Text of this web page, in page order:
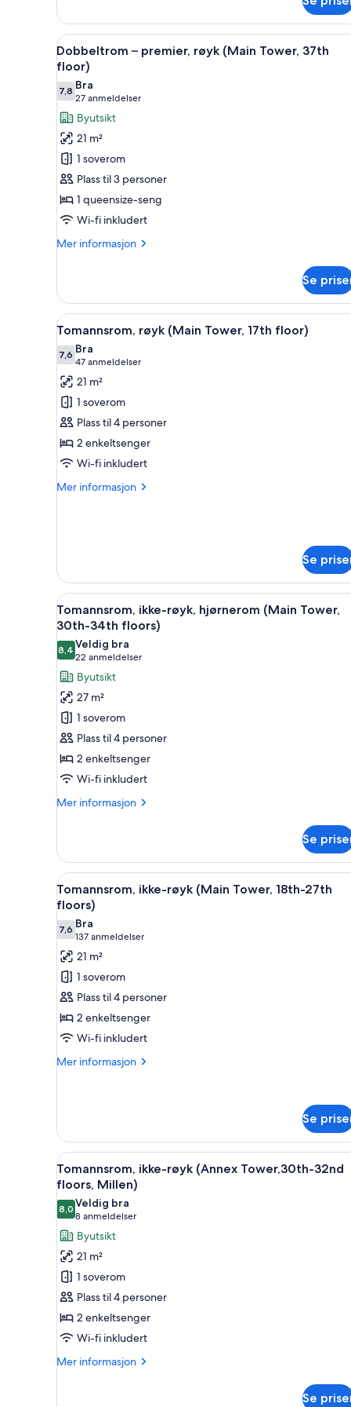
(Annex
Tower)
Åpne
alle
bildene
av
Dobbeltrom
–
premier,
røyk
(Main
Tower,
37th
floor)
Safe på rommet, skrivebord
15
Dobbeltrom – premier, røyk (Main Tower, 37th
floor)
7,87,8 av 10
Bra
27 anmeldelser
(27
anmeldelser)
Byutsikt
21 m²
1 soverom
Plass til 3 personer
1 queensize-seng
Wi-fi inkludert
Mer informasjon
Mer
–
premier,
røyk
(Main
Tower,
floor)
Se
Åpne
alle
bildene
av
Tomannsrom,
røyk
(Main
Tower,
17th
floor)
Safe på rommet, skrivebord
9
Tomannsrom, røyk (Main Tower, 17th floor)
7,67,6 av 10
Bra
47 anmeldelser
(47
anmeldelser)
21 m²
1 soverom
Plass til 4 personer
2 enkeltsenger
Wi-fi inkludert
Mer informasjon
Mer
Tower,
17th
floor)
Se
Åpne
alle
bildene
av
Tomannsrom,
ikke-
røyk,
hjørnerom
(Main
Tower,
30th-
34th
Safe på rommet, skrivebord
9
Tomannsrom, ikke-røyk, hjørnerom (Main Tower,
30th-34th floors)
8,48,4 av 10
Veldig bra
22 anmeldelser
(22
anmeldelser)
Byutsikt
27 m²
1 soverom
Plass til 4 personer
2 enkeltsenger
Wi-fi inkludert
Mer informasjon
Mer
ikke-
røyk,
hjørnerom
(Main
30th-
34th
floors)
Se
Åpne
alle
bildene
av
Tomannsrom,
ikke-
røyk
(Main
Tower,
18th-
27th
Safe på rommet, skrivebord
8
Tomannsrom, ikke-røyk (Main Tower, 18th-27th
floors)
7,67,6 av 10
Bra
137 anmeldelser
(137
anmeldelser)
21 m²
1 soverom
Plass til 4 personer
2 enkeltsenger
Wi-fi inkludert
Mer informasjon
Mer
røyk
(Main
Tower,
18th-
27th
floors)
Se
Åpne
alle
bildene
av
Tomannsrom,
ikke-
røyk
(Annex
Tower,30th-
32nd
floors,
Millen)
Safe på rommet, skrivebord
11
Tomannsrom, ikke-røyk (Annex Tower,30th-32nd
floors, Millen)
8,08,0 av 10
Veldig bra
8 anmeldelser
(8
anmeldelser)
Byutsikt
21 m²
1 soverom
Plass til 4 personer
2 enkeltsenger
Wi-fi inkludert
Mer informasjon
Mer
Se